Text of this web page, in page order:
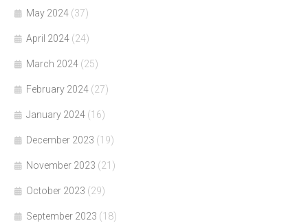
May 2024 (37)
April 2024 (24)
March 2024 (25)
February 2024 (27)
January 2024 (16)
December 2023 (19)
November 2023 (21)
October 2023 (29)
September 2023 (18)